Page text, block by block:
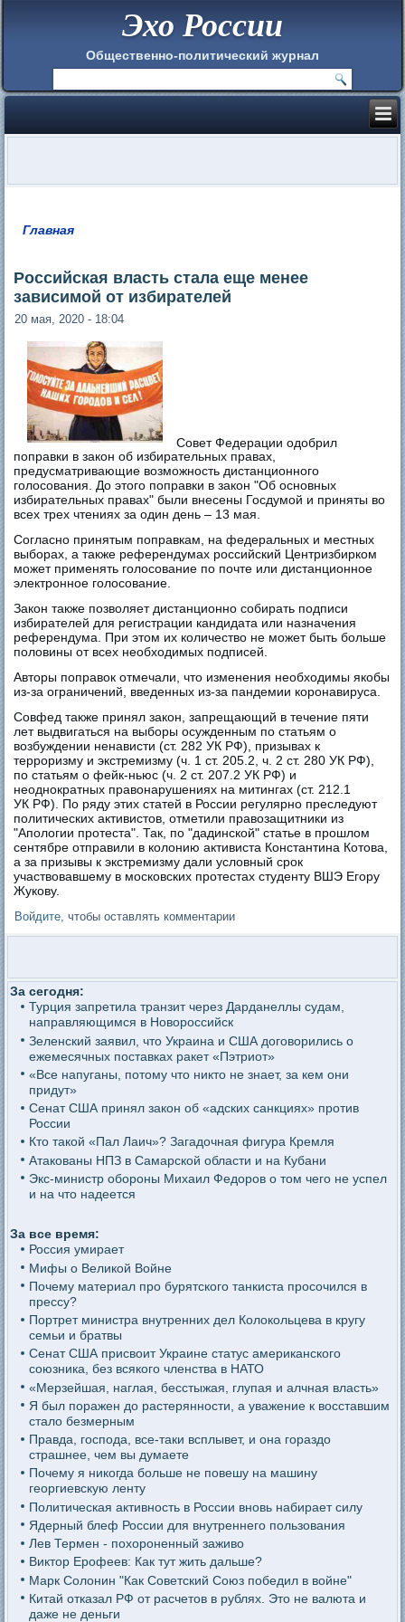
Эхо России
Общественно-политический журнал
Главная
Российская власть стала еще менее
зависимой от избирателей
20 мая, 2020 - 18:04
Совет Федерации одобрил
поправки в закон об избирательных правах,
предусматривающие возможность дистанционного
голосования. До этого поправки в закон "Об основных
избирательных правах" были внесены Госдумой и приняты во
всех трех чтениях за один день – 13 мая.
Согласно принятым поправкам, на федеральных и местных
выборах, а также референдумах российский Центризбирком
может применять голосование по почте или дистанционное
электронное голосование.
Закон также позволяет дистанционно собирать подписи
избирателей для регистрации кандидата или назначения
референдума. При этом их количество не может быть больше
половины от всех необходимых подписей.
Авторы поправок отмечали, что изменения необходимы якобы
из-за ограничений, введенных из-за пандемии коронавируса.
Совфед также принял закон, запрещающий в течение пяти
лет выдвигаться на выборы осужденным по статьям о
возбуждении ненависти (ст. 282 УК РФ), призывах к
терроризму и экстремизму (ч. 1 ст. 205.2, ч. 2 ст. 280 УК РФ),
по статьям о фейк-ньюс (ч. 2 ст. 207.2 УК РФ) и
неоднократных правонарушениях на митингах (ст. 212.1
УК РФ). По ряду этих статей в России регулярно преследуют
политических активистов, отметили правозащитники из
"Апологии протеста". Так, по "дадинской" статье в прошлом
сентябре отправили в колонию активиста Константина Котова,
а за призывы к экстремизму дали условный срок
участвовавшему в московских протестах студенту ВШЭ Егору
Жукову.
Войдите, чтобы оставлять комментарии
За сегодня:
Турция запретила транзит через Дарданеллы судам,
направляющимся в Новороссийск
Зеленский заявил, что Украина и США договорились о
ежемесячных поставках ракет «Пэтриот»
«Все напуганы, потому что никто не знает, за кем они
придут»
Сенат США принял закон об «адских санкциях» против
России
Кто такой «Пал Лаич»? Загадочная фигура Кремля
Атакованы НПЗ в Самарской области и на Кубани
Экс-министр обороны Михаил Федоров о том чего не успел
и на что надеется
За все время:
Россия умирает
Мифы о Великой Войне
Почему материал про бурятского танкиста просочился в
прессу?
Портрет министра внутренних дел Колокольцева в кругу
семьи и братвы
Сенат США присвоит Украине статус американского
союзника, без всякого членства в НАТО
«Мерзейшая, наглая, бесстыжая, глупая и алчная власть»
Я был поражен до растерянности, а уважение к восставшим
стало безмерным
Правда, господа, все-таки всплывет, и она гораздо
страшнее, чем вы думаете
Почему я никогда больше не повешу на машину
георгиевскую ленту
Политическая активность в России вновь набирает силу
Ядерный блеф России для внутреннего пользования
Лев Термен - похороненный заживо
Виктор Ерофеев: Как тут жить дальше?
Марк Солонин "Как Советский Союз победил в войне"
Китай отказал РФ от расчетов в рублях. Это не валюта и
даже не деньги